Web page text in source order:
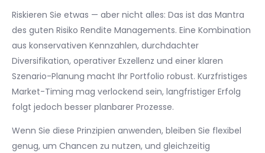
Riskieren Sie etwas — aber nicht alles: Das ist das Mantra
des guten Risiko Rendite Managements. Eine Kombination
aus konservativen Kennzahlen, durchdachter
Diversifikation, operativer Exzellenz und einer klaren
Szenario-Planung macht Ihr Portfolio robust. Kurzfristiges
Market-Timing mag verlockend sein, langfristiger Erfolg
folgt jedoch besser planbarer Prozesse.
Wenn Sie diese Prinzipien anwenden, bleiben Sie flexibel
genug, um Chancen zu nutzen, und gleichzeitig